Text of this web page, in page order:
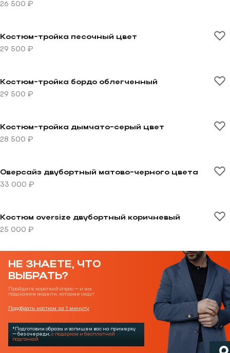
26 500 ₽
Костюм-тройка песочный цвет
29 500 ₽
Перейти к товару Костюм-тройка бордо
Костюм-тройка бордо облегченный
29 500 ₽
Перейти к товару Костюм-тройка дымчато-серый
Костюм-тройка дымчато-серый цвет
28 500 ₽
Перейти к товару Оверсайз двубортный матово-
Оверсайз двубортный матово-черного цвета
33 000 ₽
Перейти к товару Костюм oversize двубортный
Костюм oversize двубортный коричневый
25 000 ₽
НЕ ЗНАЕТЕ, ЧТО
ВЫБРАТЬ?
Пройдите короткий опрос — и мы
подскажем модели, которые сядут
Подобрать костюм за 1 минуту
*Подготовим образы и запишем вас на примерку
— без очереди, с подарком и бесплатной
подгонкой